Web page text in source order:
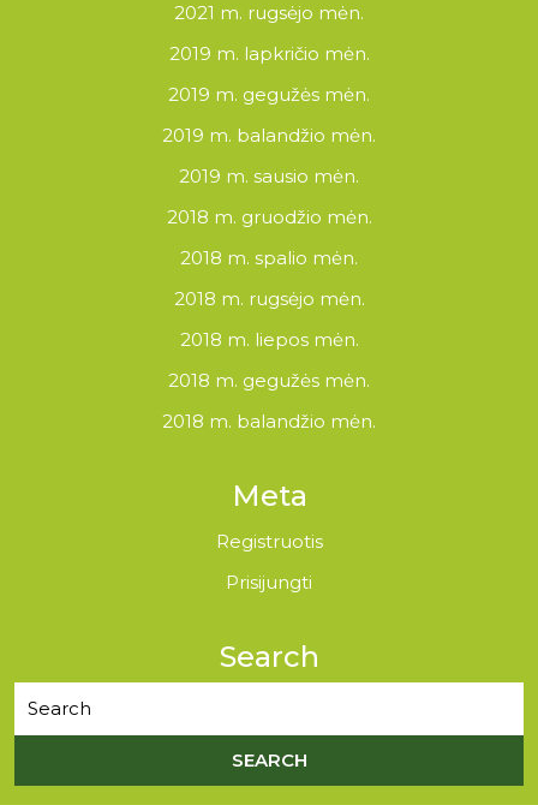
2021 m. rugsėjo mėn.
2019 m. lapkričio mėn.
2019 m. gegužės mėn.
2019 m. balandžio mėn.
2019 m. sausio mėn.
2018 m. gruodžio mėn.
2018 m. spalio mėn.
2018 m. rugsėjo mėn.
2018 m. liepos mėn.
2018 m. gegužės mėn.
2018 m. balandžio mėn.
Meta
Registruotis
Prisijungti
Search